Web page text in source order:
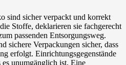
sind sicher verpackt und korrekt
Stoffe, deklarieren sie fachgerecht
passenden Entsorgungsweg.
sichere Verpackungen sicher, dass
erfolgt. Einrichtungsgegenstände
unumgänglich ist. Eine